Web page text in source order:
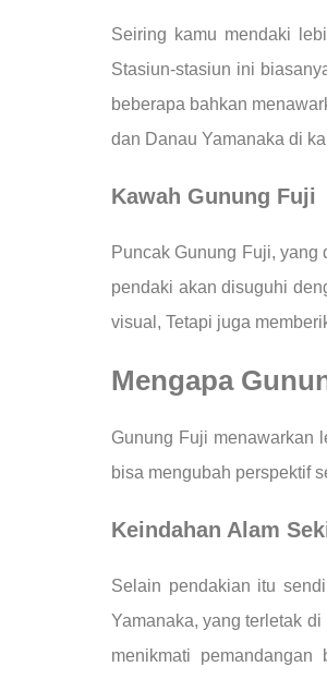
Seiring kamu mendaki
Stasiun-stasiun ini
beberapa bahkan
dan Danau Yamanaka di
Kawah Gunung Fuji
Puncak Gunung Fuji,
pendaki akan disuguhi
visual, Tetapi juga
Mengapa
Gunung Fuji menawarkan
bisa mengubah perspektif
Keindahan Alam
Selain pendakian itu
Yamanaka, yang terletak
menikmati